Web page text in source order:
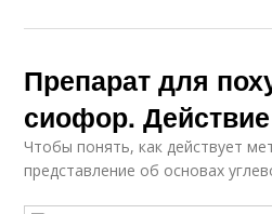
Препарат для
сиофор. Действие
Чтобы понять, как действует
представление об основах